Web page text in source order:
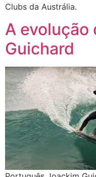
Clubs da Austrália.
A evolução
Guichard